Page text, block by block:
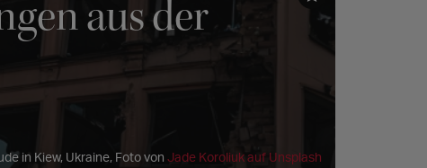
aus der
in Kiew, Ukraine, Foto von Jade Koroliuk auf Unsplash